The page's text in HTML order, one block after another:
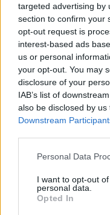
targeted advertising by
section to confirm your
opt-out request is
interest-based ads
us or personal
your opt-out. You may
disclosure of your
IAB’s list of
also be disclosed by
Downstream
Personal Data
I want to opt-out
personal data.
Opted In
Ο ακραίος
θλάσης στους
του ισχίου. Αυτό
εβδομάδες από
τούτου τίθεται
με τον
ΤΕΛΕΥΤΑΙΑ ΝΕΑ